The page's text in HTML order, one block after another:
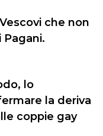
che non
Pagani.
lo
la deriva
coppie gay